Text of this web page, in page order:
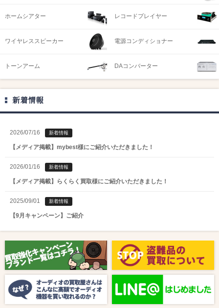
ホームシアター レコードプレイヤー
ワイヤレススピーカー 電源コンディショナー
トーンアーム DAコンバーター
新着情報
2026/07/16 新着情報
【メディア掲載】mybest様にご紹介いただきました！
2026/01/16 新着情報
【メディア掲載】らくらく買取様にご紹介いただきました！
2025/09/01 新着情報
【9月キャンペーン】ご紹介
【8月キャンペーン】ご紹介
2024/10/04 新着情報
【ラジオ番組放送のお知らせ】